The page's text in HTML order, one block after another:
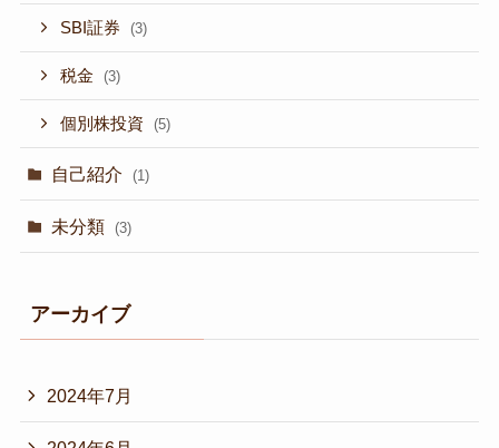
SBI証券 (3)
税金 (3)
個別株投資 (5)
自己紹介 (1)
未分類 (3)
アーカイブ
2024年7月